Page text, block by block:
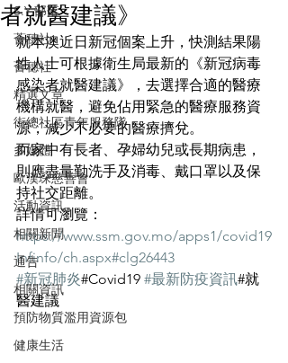
S.Y.部落
薈穗社
薈穗社
精選文章
街總社區青年服務隊
多媒體
歐漢琛慈善會
活動資訊
相關新聞
通告
相關資訊
預防物質濫用資源包
健康生活
者就醫建議》
就本澳近日新冠個案上升，快測結果陽
性人士可根據衛生局最新的 《新冠病毒
感染者就醫建議》，去選擇合適的醫療
機構就醫，避免佔用緊急的醫療服務資
源，減少不必要的醫療擠兌。
而家中有長者、孕婦幼兒或長期病患，
則應盡量勤洗手及消毒、戴口罩以及保
持社交距離。
詳情可瀏覽：
https://www.ssm.gov.mo/apps1/covid19
Infinfo/ch.aspx#clg26443
#新冠肺炎#Covid19 #最新防疫資訊#就
醫建議